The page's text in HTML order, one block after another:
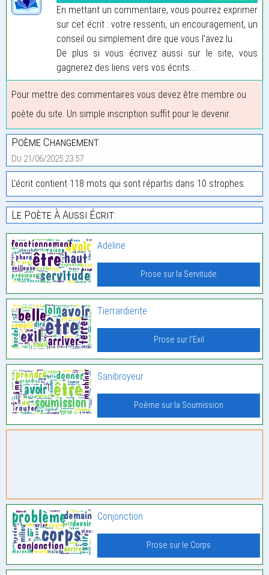
En mettant un commentaire, vous pourrez exprimer
sur cet écrit : votre ressenti, un encouragement, un
conseil ou simplement dire que vous l'avez lu.
De plus si vous écrivez aussi sur le site, vous
gagnerez des liens vers vos écrits...
Pour mettre des commentaires vous devez être membre ou
poète du site. Un simple inscription suffit pour le devenir.
Poème Changement
Du 21/06/2025 23:57
L'écrit contient 118 mots qui sont répartis dans 10 strophes.
Le Poète À Aussi Écrit:
Adeline
Prose sur la Servitude
Tierrardiente
Prose sur l'Exil
Sanibroyeur
Poème sur la Soumission
Conjonction
Prose sur le Corps